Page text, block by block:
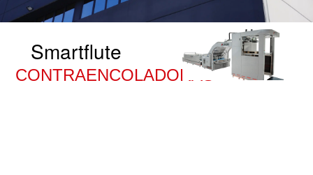
Smartflute
CONTRAENCOLADORAS